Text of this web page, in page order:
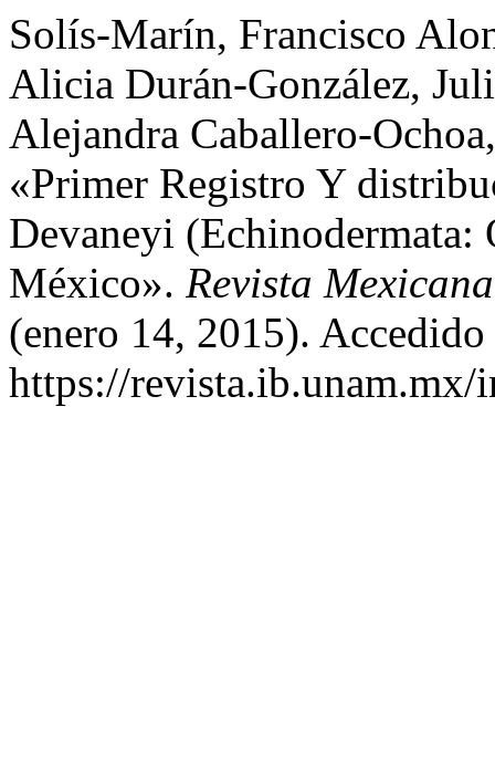
Solís-Marín, Francisco
Alicia Durán-González,
Alejandra Caballero-
«Primer Registro Y
Devaneyi
México». Revista
(enero 14, 2015).
https://